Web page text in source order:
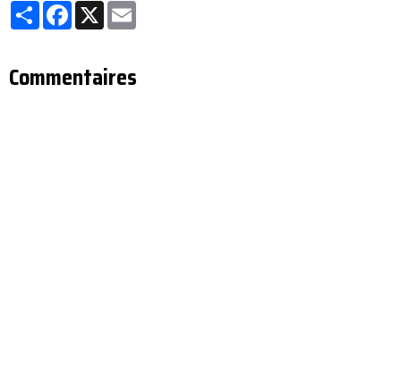
Partager
Facebook
X
Commentaires